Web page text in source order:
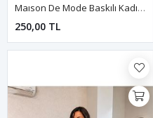
Maıson De Mode Baskılı Kadın Tişört-Beyaz
250,00 TL